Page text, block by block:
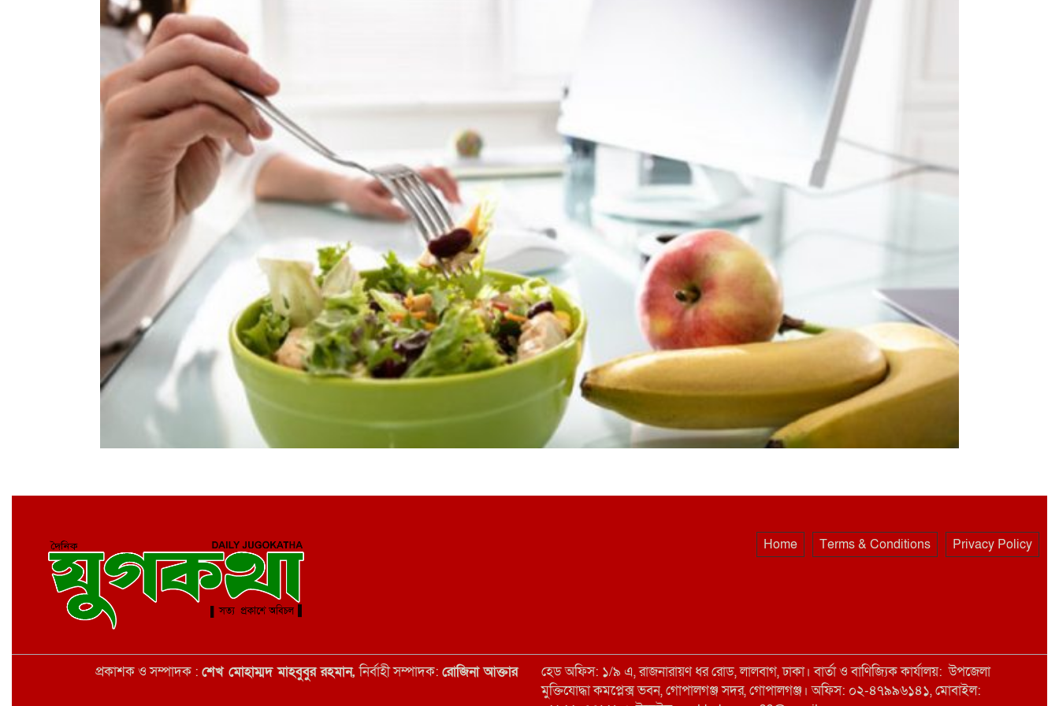
Privacy Policy
Terms & Conditions
Home
প্রকাশক ও সম্পাদক : শেখ মোহাম্মদ মাহবুবুর রহমান,নির্বাহী সম্পাদক: রোজিনা আক্তার
হেড অফিস: ১/৯ এ, রাজনারায়ণ ধর রোড, লালবাগ, ঢাকা। বার্তা ও বাণিজ্যিক কার্যালয়: উপজেলা
মুক্তিযোদ্ধা কমপ্লেক্স ভবন, গোপালগঞ্জ সদর, গোপালগঞ্জ। অফিস: ০২-৪৭৯৯৬১৪১, মোবাইল: